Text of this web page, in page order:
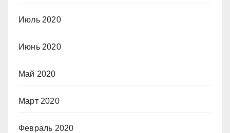
Июль 2020
Июнь 2020
Май 2020
Март 2020
Февраль 2020